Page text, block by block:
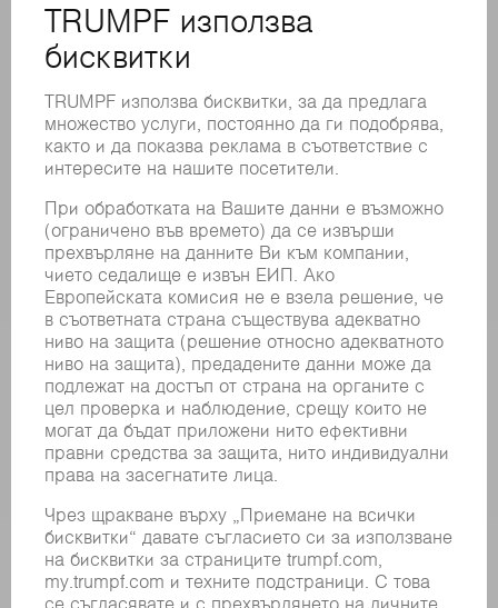
ОНЛАЙН УСЛУГИ
КОНТАКТИ
ФИЛИАЛИ
РЕГИСТРИРАНЕ ЗА БЮЛЕТИН
MYTRUMPF
ИНФОРМАЦИОННИ ЛИСТОВЕ ЗА БЕЗОПАСНОСТ
ПРОДУКТИ
МАШИНИ & СИСТЕМИ
ЛАЗЕР
СИЛОВА ЕЛЕКТРОНИКА
ЕЛЕКТРИЧЕСКИ ИНСТРУМЕНТИ
SMART FACTORY
СОФТУЕР
УСЛУГИ
ПРИЛОЖЕНИЯ
ОТРАСЛИ
КОМПАНИЯТА
КАРИЕРИ
СВОБОДНИ ПОЗИЦИИ
ПРОФИЛ НА КОМПАНИЯТА
УПРАВИТЕЛЕН СЪВЕТ
ГОДИШЕН ДОКЛАД
БИЗНЕС ПРИНЦИПИ
СЪОТВЕТСТВИЕ
СИСТЕМА ЗА ПОДАВАНЕ НА СИГНАЛИ
SECURITY